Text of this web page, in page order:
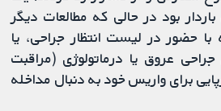
بود در حالی که مطالعات دیگر
حضور در لیست انتظار جراحی، یا
عروق یا درماتولوژی (مراقبت
برای واریس خود به دنبال مداخله